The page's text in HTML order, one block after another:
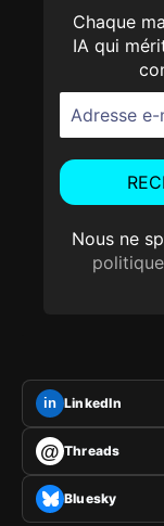
Chaque
IA qui
Nous ne
in LinkedIn
@ Threads
Bluesky